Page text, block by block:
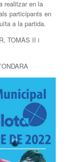
realitzar en la
participants en
a la partida.
TOMÀS II i